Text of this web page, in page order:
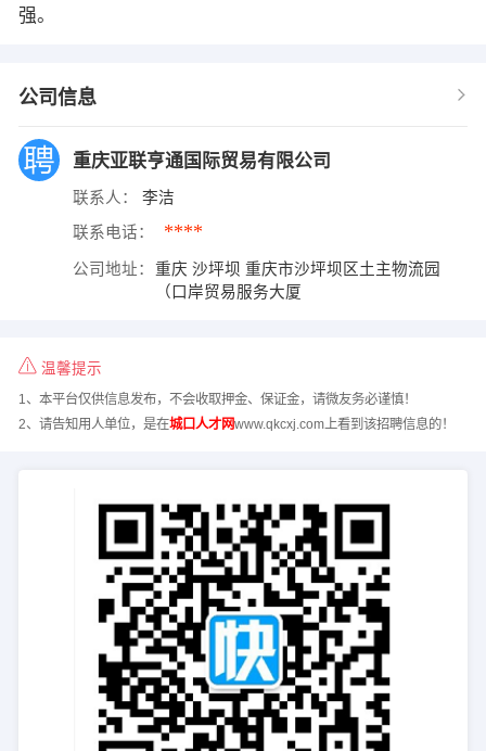
强。
公司信息
重庆亚联亨通国际贸易有限公司
联系人： 李洁
联系电话： ****
公司地址：
重庆 沙坪坝 重庆市沙坪坝区土主物流园
（口岸贸易服务大厦
温馨提示
1、本平台仅供信息发布，不会收取押金、保证金，请微友务必谨慎！
2、请告知用人单位，是在城口人才网www.qkcxj.com上看到该招聘信息的！